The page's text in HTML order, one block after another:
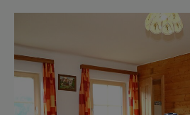
Kostenloses Internet
Freizeitaktivitäten am
Umgebung
Almausflüge